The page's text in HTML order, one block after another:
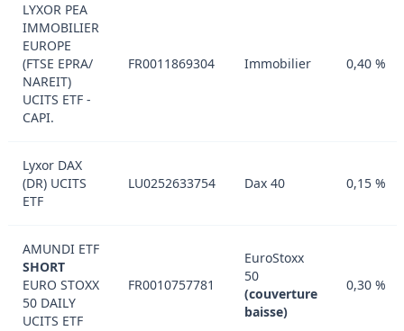
LYXOR PEA
IMMOBILIER
EUROPE
(FTSE EPRA​ /​
NAREIT)
UCITS ETF -
CAPI.
FR0011869304 Immobilier 0,40 %
Lyxor DAX
(DR) UCITS
ETF
LU0252633754 Dax 40 0,15 %
AMUNDI ETF
SHORT
EURO STOXX
50 DAILY
UCITS ETF
FR0010757781
EuroStoxx
50
(couverture
baisse)
0,30 %